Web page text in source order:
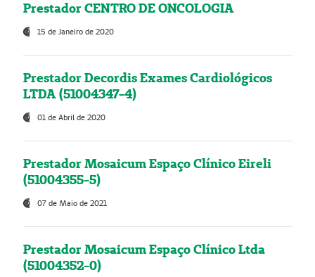
Prestador CENTRO DE ONCOLOGIA
15 de Janeiro de 2020
Prestador Decordis Exames Cardiológicos
LTDA (51004347-4)
01 de Abril de 2020
Prestador Mosaicum Espaço Clínico Eireli
(51004355-5)
07 de Maio de 2021
Prestador Mosaicum Espaço Clínico Ltda
(51004352-0)